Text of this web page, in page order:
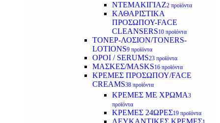
ΝΤΕΜΑΚΙΓΙΑΖ2 προϊόντα
ΚΑΘΑΡΙΣΤΙΚΑ
ΠΡΟΣΩΠΟΥ-FACE
CLEANSERS10 προϊόντα
ΤΟΝΕΡ-ΛΟΣΙΟΝ/TONERS-
LOTIONS9 προϊόντα
ΟΡΟΙ / SERUMS23 προϊόντα
ΜΑΣΚΕΣ/MASKS16 προϊόντα
ΚΡΕΜΕΣ ΠΡΟΣΩΠΟΥ/FACE
CREAMS38 προϊόντα
ΚΡΕΜΕΣ ΜΕ ΧΡΩΜΑ3
προϊόντα
ΚΡΕΜΕΣ 24ΩΡΕΣ19 προϊόντα
ΛΕΥΚΑΝΤΙΚΕΣ ΚΡΕΜΕΣ